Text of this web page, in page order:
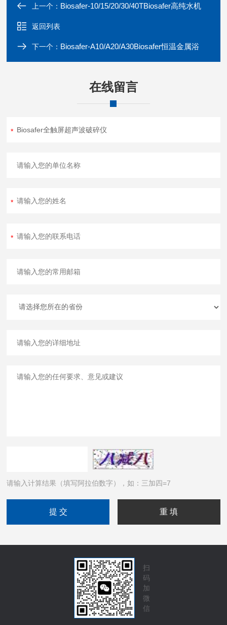
上一个： Biosafer-10/15/20/30/40TBiosafer高纯水机
返回列表
下一个： Biosafer-A10/A20/A30Biosafer恒温金属浴
在线留言
请输入计算结果（填写阿拉伯数字），如：三加四=7
扫
码
加
微
信